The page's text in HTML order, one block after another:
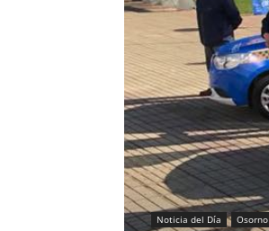
Noticia del Día Osorno